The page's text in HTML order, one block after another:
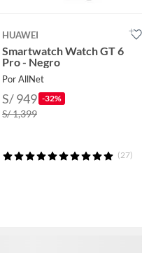
HUAWEI
Smartwatch Watch GT 6
Pro - Negro
Por AllNet
S/ 949 -32%
S/ 1,399
(27)